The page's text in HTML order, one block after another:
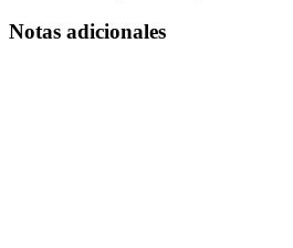
Notas adicionales